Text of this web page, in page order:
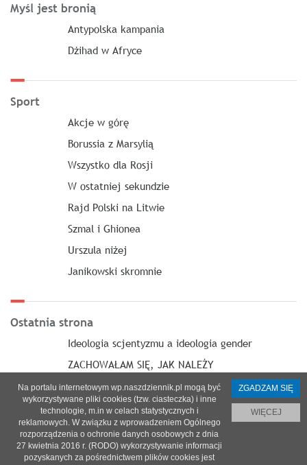
Myśl jest bronią
Antypolska kampania
Dżihad w Afryce
Sport
Akcje w górę
Borussia z Marsylią
Wszystko dla Rosji
W ostatniej sekundzie
Rajd Polski na Litwie
Szmal i Ghionea
Urszula niżej
Janikowski skromnie
Ostatnia strona
Ideologia scjentyzmu a ideologia gender
ZACHOWAŁAM SIĘ, JAK NALEŻY
O nas| Reklama|Prenumerata|
© 2021 Copyright by SPES sp. z o.o.
Na portalu internetowym wp.naszdziennik.pl mogą być
wykorzystywane pliki cookies (tzw. ciasteczka) i inne
technologie, m.in w celach statystycznych i
reklamowych. W związku z wprowadzeniem Ogólnego
rozporządzenia o ochronie danych osobowych z dnia
27 kwietnia 2016 r. (RODO) wykorzystywanie informacji
pozyskanych za pośrednictwem plików cookies jest
ZGADZAM SIĘ
WIĘCEJ